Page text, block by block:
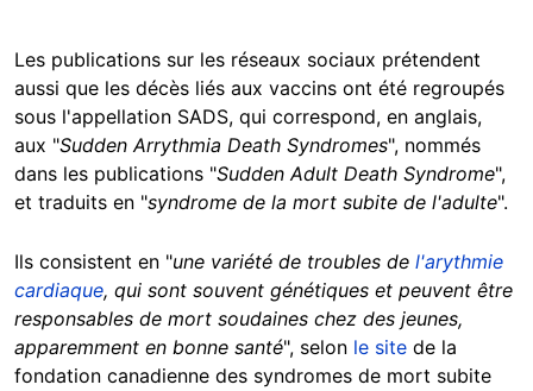
Les publications sur les réseaux sociaux prétendent
aussi que les décès liés aux vaccins ont été regroupés
sous l'appellation SADS, qui correspond, en anglais,
aux "Sudden Arrythmia Death Syndromes", nommés
dans les publications "Sudden Adult Death Syndrome",
et traduits en "syndrome de la mort subite de l'adulte".
Ils consistent en "une variété de troubles de l'arythmie
cardiaque, qui sont souvent génétiques et peuvent être
responsables de mort soudaines chez des jeunes,
apparemment en bonne santé", selon le site de la
fondation canadienne des syndromes de mort subite